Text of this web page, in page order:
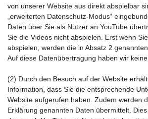
von unserer Website aus direkt abspielbar
„erweiterten Datenschutz-Modus“
Daten über Sie als Nutzer an YouTube
Sie die Videos nicht abspielen. Erst wenn
abspielen, werden die in Absatz 2
Auf diese Datenübertragung haben wir
(2) Durch den Besuch auf der Website
Information, dass Sie die entsprechende
Website aufgerufen haben. Zudem werden
Erklärung genannten Daten übermittelt.